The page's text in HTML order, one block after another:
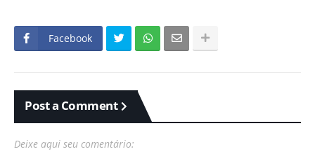
Facebook
Post a Comment
Deixe aqui seu comentário: